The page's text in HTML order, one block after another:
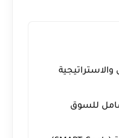
والاستراتيجية
للسوق